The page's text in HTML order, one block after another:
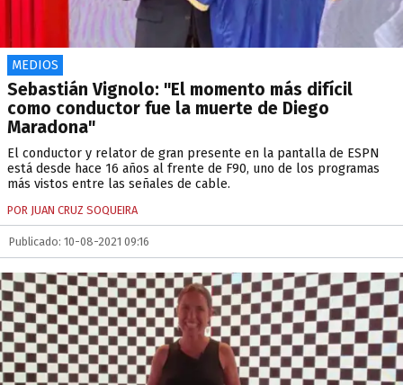
MEDIOS
Sebastián Vignolo: "El momento más difícil
como conductor fue la muerte de Diego
Maradona"
El conductor y relator de gran presente en la pantalla de ESPN
está desde hace 16 años al frente de F90, uno de los programas
más vistos entre las señales de cable.
POR JUAN CRUZ SOQUEIRA
Publicado: 10-08-2021 09:16